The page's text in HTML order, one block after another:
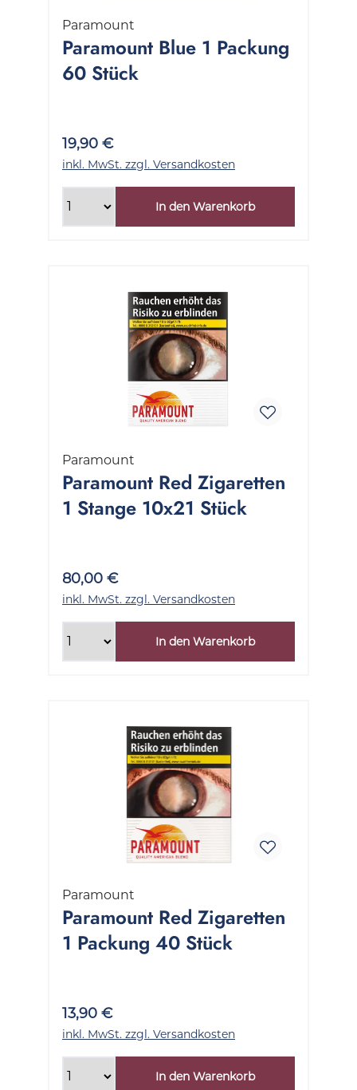
Paramount
Paramount Blue 1 Packung
60 Stück
19,90 €
inkl. MwSt. zzgl. Versandkosten
In den Warenkorb
Paramount
Paramount Red Zigaretten
1 Stange 10x21 Stück
80,00 €
inkl. MwSt. zzgl. Versandkosten
In den Warenkorb
Paramount
Paramount Red Zigaretten
1 Packung 40 Stück
13,90 €
inkl. MwSt. zzgl. Versandkosten
In den Warenkorb